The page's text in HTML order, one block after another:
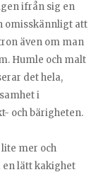
ifrån sig en
omisskännligt att
även om man
Humle och malt
det hela,
i
och bärigheten.
mer och
lätt kakighet